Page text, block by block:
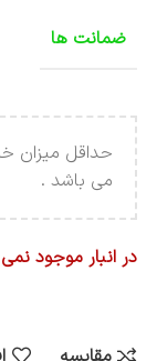
ضمانت ها
می باشد .
در انبار موجود